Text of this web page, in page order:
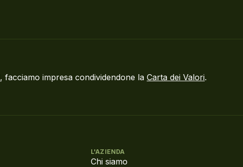
, facciamo impresa condividendone la Carta dei Valori.
L'AZIENDA
Chi siamo